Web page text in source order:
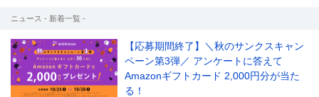
ニュース - 新着一覧 -
【応募期間終了】＼秋のサンクスキャン
ペーン第3弾／ アンケートに答えて
Amazonギフトカード 2,000円分が当た
る！